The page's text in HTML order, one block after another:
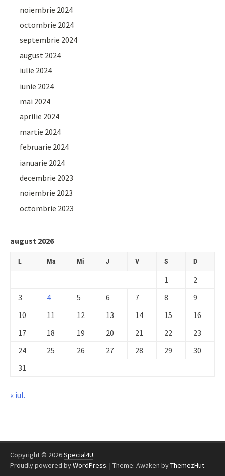
noiembrie 2024
octombrie 2024
septembrie 2024
august 2024
iulie 2024
iunie 2024
mai 2024
aprilie 2024
martie 2024
februarie 2024
ianuarie 2024
decembrie 2023
noiembrie 2023
octombrie 2023
august 2026
L Ma Mi J V S D
1
2
3
4 5 6 7 8
9
10
11 12 13 14 15
16
17
18 19 20 21 22
23
24
25 26 27 28 29
30
31
« iul.
Copyright © 2026Special4U.
Proudly powered byWordPress. | Theme: Awaken byThemezHut.